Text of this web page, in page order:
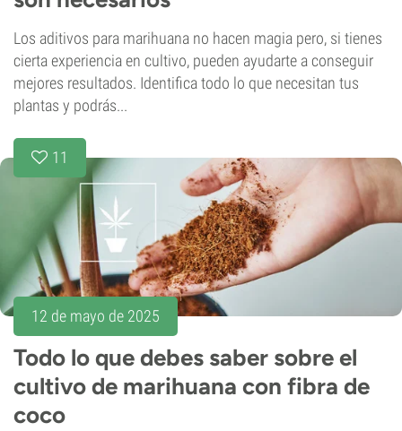
Los aditivos para marihuana no hacen magia pero, si tienes
cierta experiencia en cultivo, pueden ayudarte a conseguir
mejores resultados. Identifica todo lo que necesitan tus
plantas y podrás...
11
12 de mayo de 2025
Todo lo que debes saber sobre el
cultivo de marihuana con fibra de
coco